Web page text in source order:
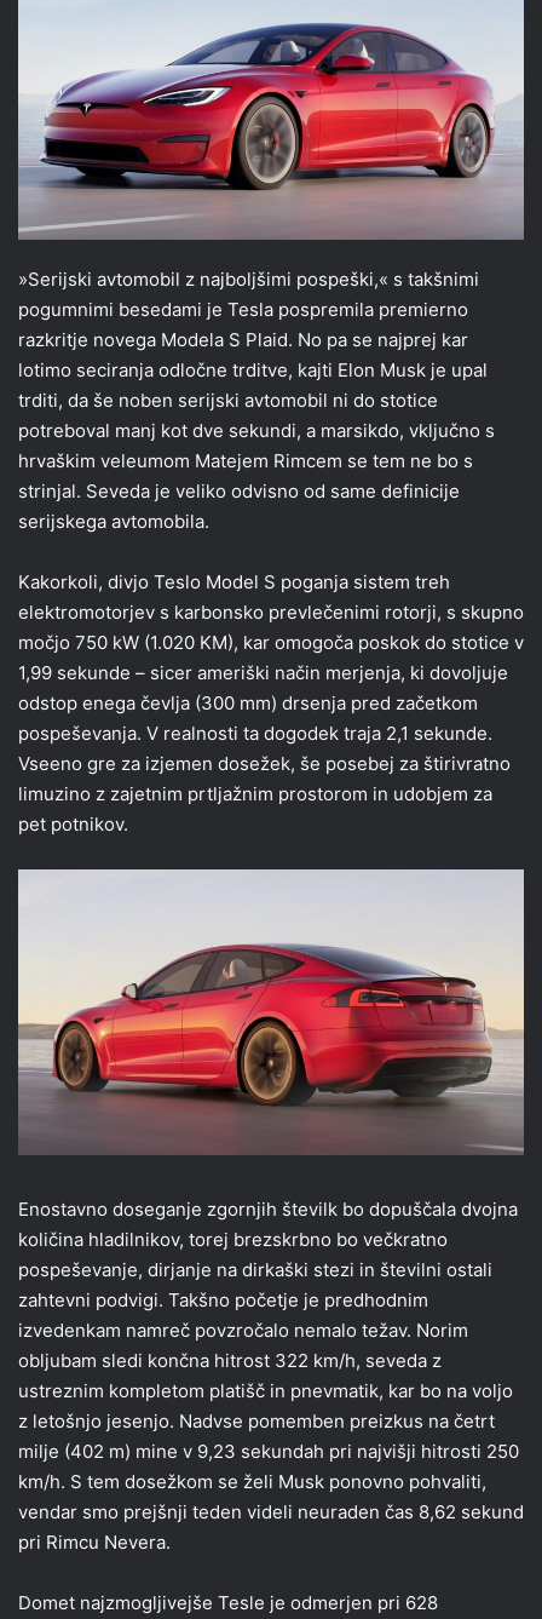
»Serijski avtomobil z najboljšimi pospeški,« s takšnimi
pogumnimi besedami je Tesla pospremila premierno
razkritje novega Modela S Plaid. No pa se najprej kar
lotimo seciranja odločne trditve, kajti Elon Musk je upal
trditi, da še noben serijski avtomobil ni do stotice
potreboval manj kot dve sekundi, a marsikdo, vključno s
hrvaškim veleumom Matejem Rimcem se tem ne bo s
strinjal. Seveda je veliko odvisno od same definicije
serijskega avtomobila.
Kakorkoli, divjo Teslo Model S poganja sistem treh
elektromotorjev s karbonsko prevlečenimi rotorji, s skupno
močjo 750 kW (1.020 KM), kar omogoča poskok do stotice v
1,99 sekunde – sicer ameriški način merjenja, ki dovoljuje
odstop enega čevlja (300 mm) drsenja pred začetkom
pospeševanja. V realnosti ta dogodek traja 2,1 sekunde.
Vseeno gre za izjemen dosežek, še posebej za štirivratno
limuzino z zajetnim prtljažnim prostorom in udobjem za
pet potnikov.
Enostavno doseganje zgornjih številk bo dopuščala dvojna
količina hladilnikov, torej brezskrbno bo večkratno
pospeševanje, dirjanje na dirkaški stezi in številni ostali
zahtevni podvigi. Takšno početje je predhodnim
izvedenkam namreč povzročalo nemalo težav. Norim
obljubam sledi končna hitrost 322 km/h, seveda z
ustreznim kompletom platišč in pnevmatik, kar bo na voljo
z letošnjo jesenjo. Nadvse pomemben preizkus na četrt
milje (402 m) mine v 9,23 sekundah pri najvišji hitrosti 250
km/h. S tem dosežkom se želi Musk ponovno pohvaliti,
vendar smo prejšnji teden videli neuraden čas 8,62 sekund
pri Rimcu Nevera.
Domet najzmogljivejše Tesle je odmerjen pri 628